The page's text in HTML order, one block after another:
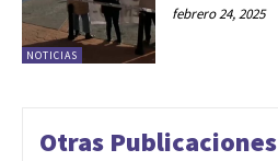
NOTICIAS
febrero 24, 2025
Otras Publicaciones